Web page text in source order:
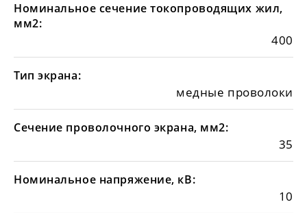
Номинальное сечение токопроводящих жил,
мм2:
400
Тип экрана:
медные проволоки
Сечение проволочного экрана, мм2:
35
Номинальное напряжение, кВ:
10